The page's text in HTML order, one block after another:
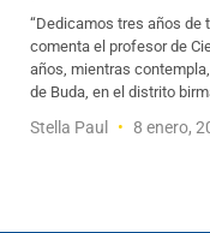
“Dedicamos tres años de
comenta el profesor de
años, mientras
de Buda, en el distrito
Stella Paul 8 enero,